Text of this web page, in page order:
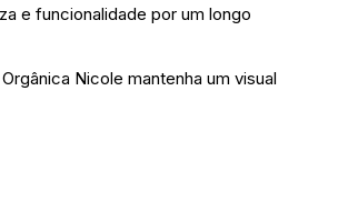
e funcionalidade por um longo
Nicole mantenha um visual